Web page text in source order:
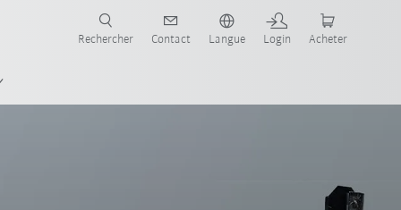
Rechercher Contact Langue Login Acheter